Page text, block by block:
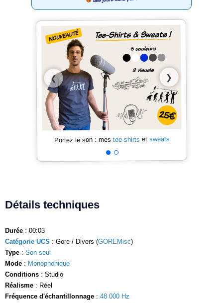
❮ ❯
Portez le son : mes tee-shirts et sweats
Détails techniques
Durée : 00:03
Catégorie UCS : Gore / Divers (GOREMisc)
Type : Son seul
Mode : Monophonique
Conditions : Studio
Réalisme : Réel
Fréquence d'échantillonnage : 48 000 Hz